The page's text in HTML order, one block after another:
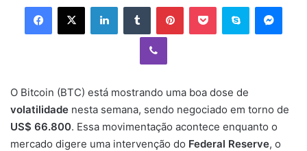
Facebook
X LinkedinTumblr PinterestPocket Skype
Viber
O Bitcoin (BTC) está mostrando uma boa dose de
volatilidade nesta semana, sendo negociado em torno de
US$ 66.800. Essa movimentação acontece enquanto o
mercado digere uma intervenção do Federal Reserve, o